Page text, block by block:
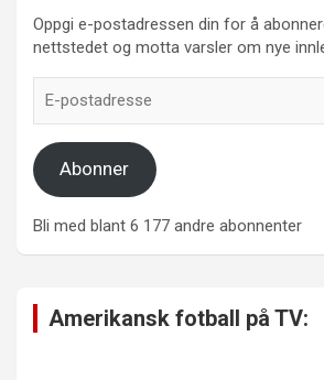
Oppgi e-postadressen din for å
nettstedet og motta varsler om nye
postadresse
Abonner
Bli med blant 6 177 andre abonnenter
Amerikansk fotball på TV: